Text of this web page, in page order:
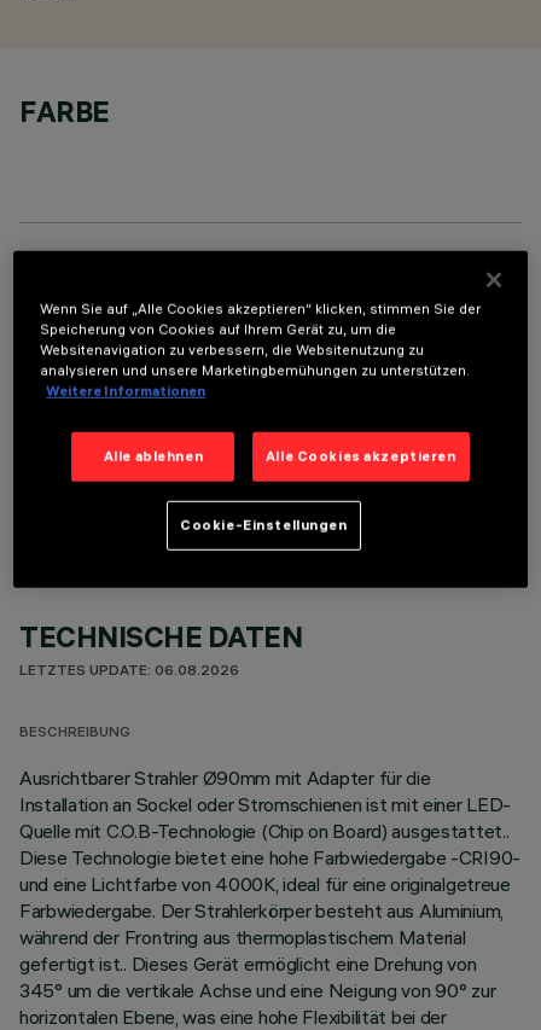
FARBE
OPTIONALE KOMPONENTEN
TECHNISCHE DATEN
LETZTES UPDATE: 06.08.2026
BESCHREIBUNG
Ausrichtbarer Strahler Ø90mm mit Adapter für die
Installation an Sockel oder Stromschienen ist mit einer LED-
Quelle mit C.O.B-Technologie (Chip on Board) ausgestattet..
Diese Technologie bietet eine hohe Farbwiedergabe -CRI90-
und eine Lichtfarbe von 4000K, ideal für eine originalgetreue
Farbwiedergabe. Der Strahlerkörper besteht aus Aluminium,
während der Frontring aus thermoplastischem Material
gefertigt ist.. Dieses Gerät ermöglicht eine Drehung von
345° um die vertikale Achse und eine Neigung von 90° zur
horizontalen Ebene, was eine hohe Flexibilität bei der
Wenn Sie auf „Alle Cookies akzeptieren“ klicken, stimmen Sie der
Speicherung von Cookies auf Ihrem Gerät zu, um die
Websitenavigation zu verbessern, die Websitenutzung zu
analysieren und unsere Marketingbemühungen zu unterstützen.
Weitere Informationen
Alle ablehnen Alle Cookies akzeptieren
Cookie-Einstellungen